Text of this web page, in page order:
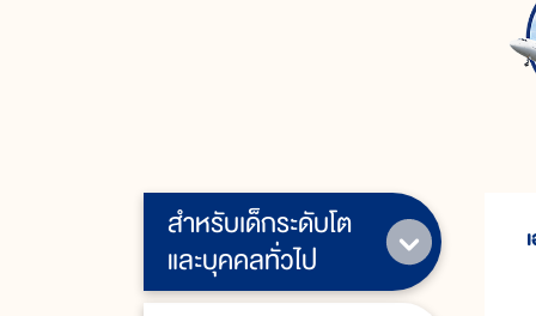
สำหรับเด็กระดับโต
และบุคคลทั่วไป